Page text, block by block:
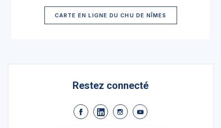
CARTE EN LIGNE DU CHU DE NÎMES
Restez connecté